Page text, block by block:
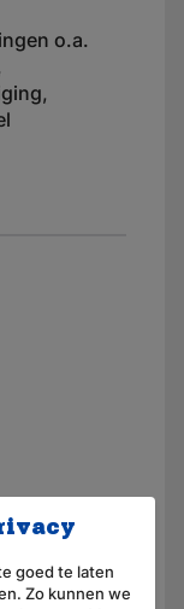
o.a.
goed te laten
Zo kunnen we